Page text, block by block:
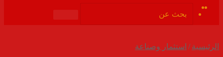
الموقع
الرئيسية / استثمار وصناعة